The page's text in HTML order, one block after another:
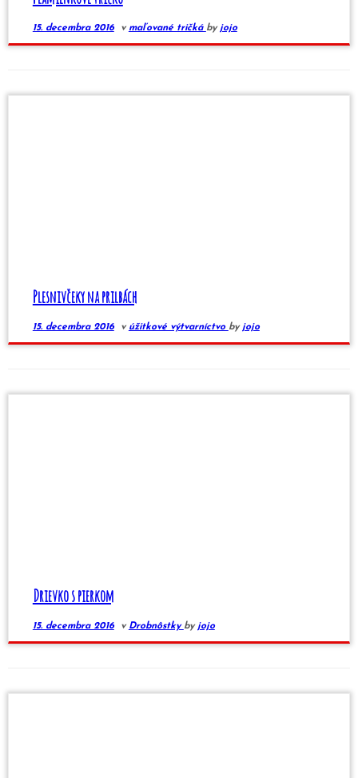
15. decembra 2016v maľované tričká by jojo
Plesnivčeky na prilbách
15. decembra 2016v úžitkové výtvarníctvo by jojo
Drievko s pierkom
15. decembra 2016v Drobnôstky by jojo